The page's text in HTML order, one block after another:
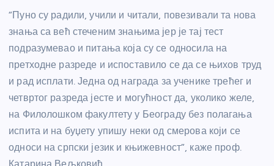
“Пуно су радили, учили и читали, повезивали та нова
знања са већ стеченим знањима јер је тај тест
подразумевао и питања која су се односила на
претходне разреде и испоставило се да се њихов труд
и рад исплати. Једна од награда за ученике трећег и
четвртог разреда јесте и могућност да, уколико желе,
на Филолошком факултету у Београду без полагања
испита и на буџету упишу неки од смерова који се
односи на српски језик и књижевност”, каже проф.